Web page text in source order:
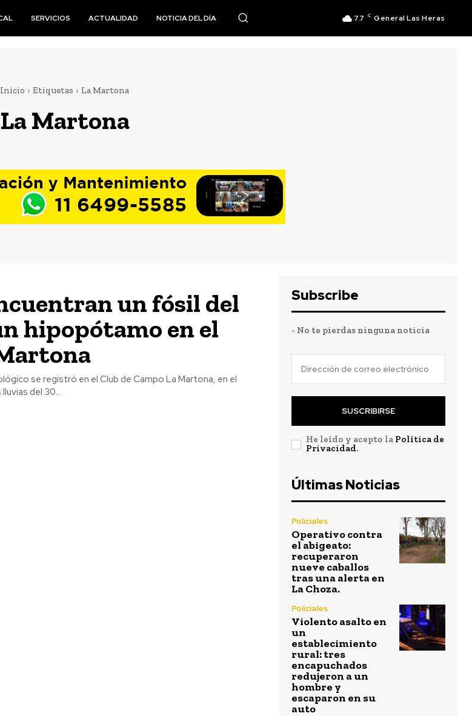
SERVICIOS ACTUALIDAD NOTICIA DEL DÍA 7.7 C General Las Heras
Inicio Etiquetas La Martona
La Martona
un fósil del
hipopótamo en el
se registró en el Club de Campo La Martona, en el
raíz de las lluvias del 30...
Subscribe
- No te pierdas ninguna noticia
SUSCRIBIRSE
He leído y acepto la Política de
Privacidad.
Últimas Noticias
Policiales
Operativo contra
el abigeato:
recuperaron
nueve caballos
tras una alerta en
La Choza.
Policiales
Violento asalto en
un
establecimiento
rural: tres
encapuchados
redujeron a un
hombre y
escaparon en su
auto